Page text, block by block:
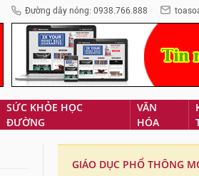
Đường dây nóng: 0938.766.888
SỨC KHỎE HỌC
ĐƯỜNG
VĂN
HÓA
GIÁO DỤC PHỔ THÔNG